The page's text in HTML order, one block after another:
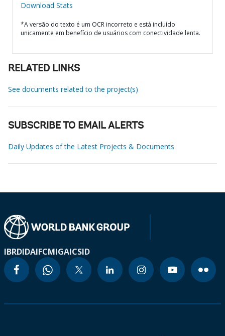
Download Stats
*A versão do texto é um OCR incorreto e está incluído
unicamente em benefício de usuários com conectividade lenta.
RELATED LINKS
See documents related to the project(s)
SUBSCRIBE TO EMAIL ALERTS
Daily Updates of the Latest Projects & Documents
IBRDIDAIFCMIGAICSID